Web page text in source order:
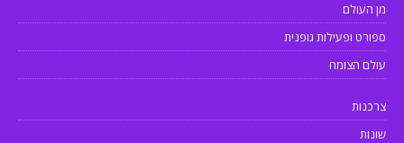
מן העולם
ספורט ופעילות גופנית
עולם הצומח
צרכנות
שונות